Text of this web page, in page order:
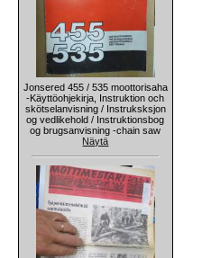
Jonsered 455 / 535 moottorisaha
-Käyttöohjekirja, Instruktion och
skötselanvisning / Instruksksjon
og vedlikehold / Instruktionsbog
og brugsanvisning -chain saw
Näytä